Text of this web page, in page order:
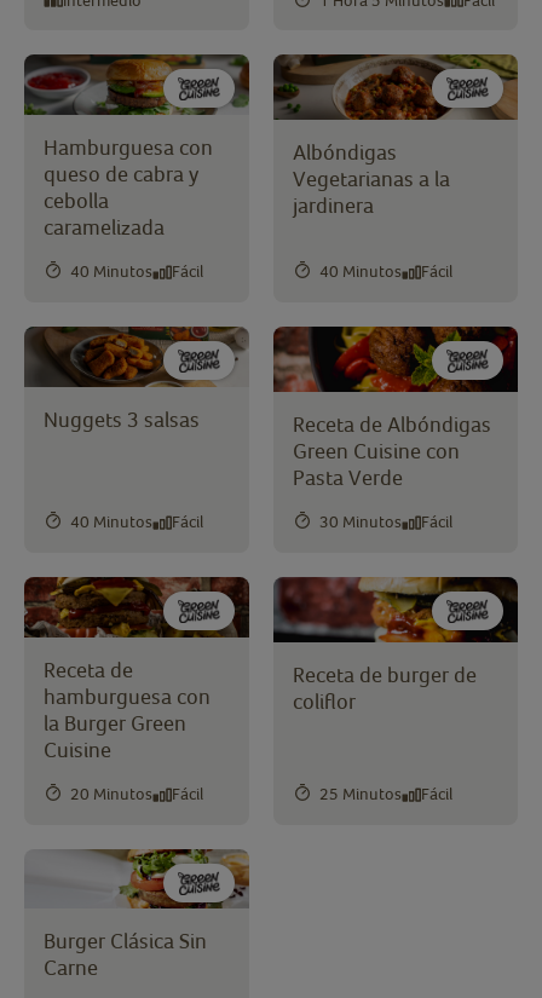
Hamburguesa con
queso de cabra y
cebolla
caramelizada
40 Minutos Fácil
Albóndigas
Vegetarianas a la
jardinera
40 Minutos Fácil
Nuggets 3 salsas
40 Minutos Fácil
Receta de Albóndigas
Green Cuisine con
Pasta Verde
30 Minutos Fácil
Receta de
hamburguesa con
la Burger Green
Cuisine
20 Minutos Fácil
Receta de burger de
coliflor
25 Minutos Fácil
Burger Clásica Sin
Carne